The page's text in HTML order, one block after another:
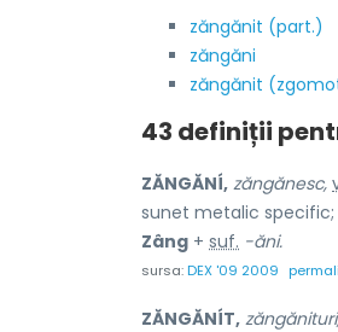
zăngănit (part.)
zăngăni
zăngănit
43 definiții
ZĂNGĂNÍ, zăngănesc,
sunet metalic specific;
Zâng + suf. -ăni.
sursa:DEX '09 2009
ZĂNGĂNÍT,